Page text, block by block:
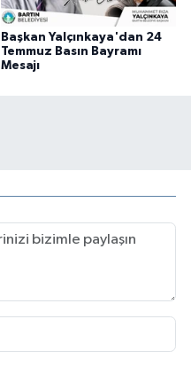
Başkan Yalçınkaya'dan 24
Temmuz Basın Bayramı
Mesajı